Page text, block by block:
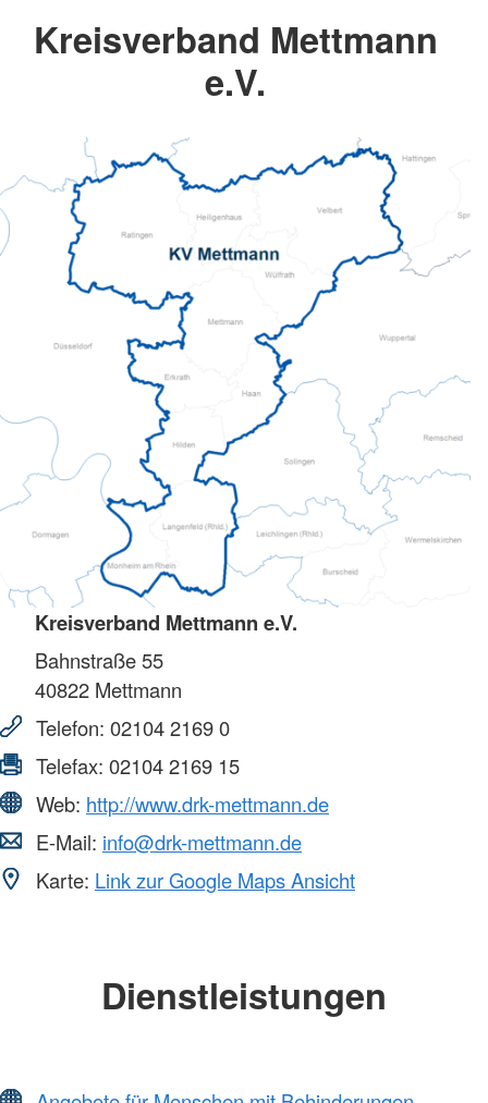
Kreisverband Mettmann
e.V.
Kreisverband Mettmann e.V.
Bahnstraße 55
40822 Mettmann
Telefon: 02104 2169 0
Telefax: 02104 2169 15
Web: http://www.drk-mettmann.de
E-Mail: info@drk-mettmann.de
Karte: Link zur Google Maps Ansicht
Dienstleistungen